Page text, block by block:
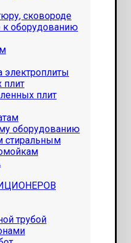
сковороде
оборудованию
электроплиты
плит
плит
оборудованию
трубой